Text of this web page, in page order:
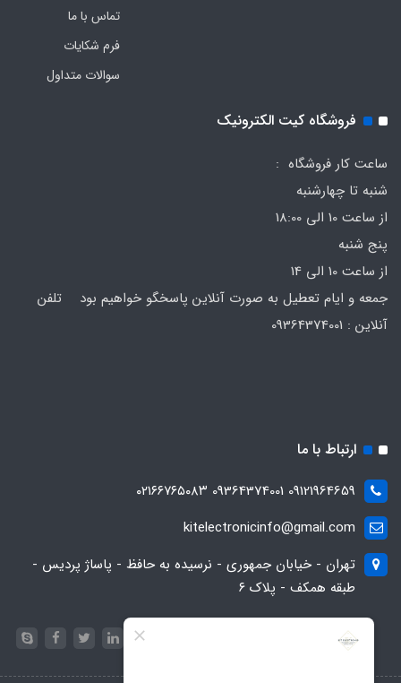
تماس با ما
فرم‌ شکایات
سوالات متداول
فروشگاه کیت الکترونیک
ساعت کار فروشگاه :
شنبه تا چهارشنبه
از ساعت 10 الی 18:00
پنج شنبه
از ساعت 10 الی 14
جمعه و ایام تعطیل به صورت آنلاین پاسخگو خواهیم بود تلفن
ارتباط با ما
09121964659 09364374001 ۰۲۱۶۶۷۶۵۰۸۳
kitelectronicinfo@gmail.com
تهران - خیابان جمهوری - نرسیده به حافظ - پاساژ پردیس -
طبقه همکف - پلاک ۶